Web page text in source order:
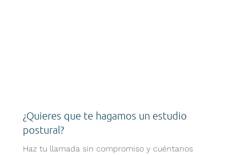
¿Quieres que te hagamos un estudio
postural?
Haz tu llamada sin compromiso y cuéntanos